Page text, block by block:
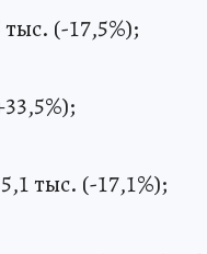
(-17,5%);
тыс. (-17,1%);